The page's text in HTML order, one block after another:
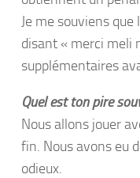
Je me souviens
disant « merci meli
supplémentaires
Quel est ton pire
Nous allons jouer
fin. Nous avons eu
odieux.